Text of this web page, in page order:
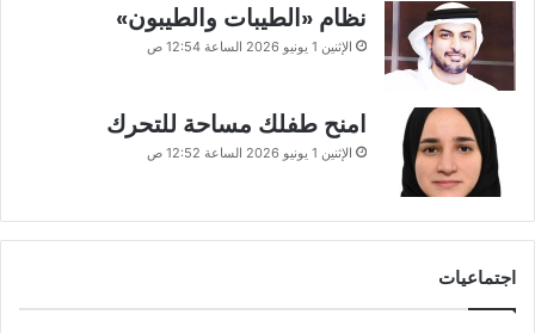
نظام «الطيبات والطيبون»
الإثنين 1 يونيو 2026 الساعة 12:54 ص
امنح طفلك مساحة للتحرك
الإثنين 1 يونيو 2026 الساعة 12:52 ص
اجتماعيات